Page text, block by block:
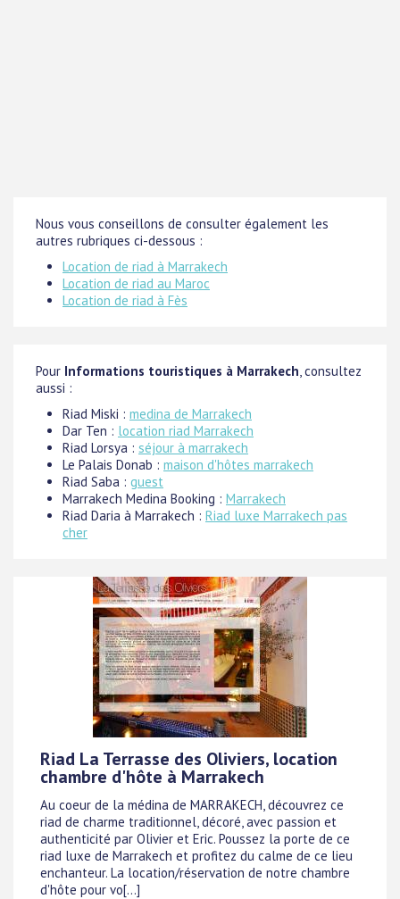
Nous vous conseillons de consulter également les
autres rubriques ci-dessous :
Location de riad à Marrakech
Location de riad au Maroc
Location de riad à Fès
Pour Informations touristiques à Marrakech , consultez
aussi :
Riad Miski : medina de Marrakech
Dar Ten : location riad Marrakech
Riad Lorsya : séjour à marrakech
Le Palais Donab : maison d'hôtes marrakech
Riad Saba : guest
Marrakech Medina Booking : Marrakech
Riad Daria à Marrakech : Riad luxe Marrakech pas
cher
Riad La Terrasse des Oliviers, location
chambre d'hôte à Marrakech
Au coeur de la médina de MARRAKECH, découvrez ce
riad de charme traditionnel, décoré, avec passion et
authenticité par Olivier et Eric. Poussez la porte de ce
riad luxe de Marrakech et profitez du calme de ce lieu
enchanteur. La location/réservation de notre chambre
d'hôte pour vo[...]